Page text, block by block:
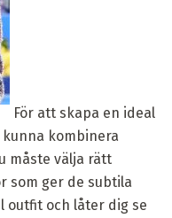
För att skapa en ideal
kombinera
måste välja rätt
som ger de subtila
outfit och låter dig se